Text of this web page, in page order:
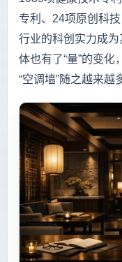
专利、24项原创科
行业的科创实力成
体也有了“量”的变
“空调墙”随之越来越